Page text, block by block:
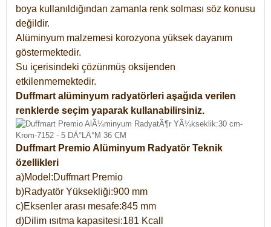
boya kullanıldığından zamanla renk solması söz konusu
değildir.
Alüminyum malzemesi korozyona yüksek dayanım
göstermektedir.
Su içerisindeki çözünmüş oksijenden
etkilenmemektedir.
Duffmart alüminyum radyatörleri aşağıda verilen
renklerde seçim yaparak kullanabilirsiniz.
Duffmart Premio Alüminyum Radyatör Teknik
özellikleri
a)Model:Duffmart Premio
b)Radyatör Yüksekliği:900 mm
c)Eksenler arası mesafe:845 mm
d)Dilim ısıtma kapasitesi:181 Kcall